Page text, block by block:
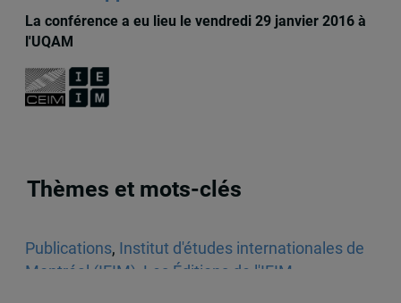
La conférence a eu lieu le vendredi 29 janvier 2016 à
l'UQAM
Thèmes et mots-clés
Publications, Institut d'études internationales de
Montréal (IEIM) Les Éditions de l'IEIM